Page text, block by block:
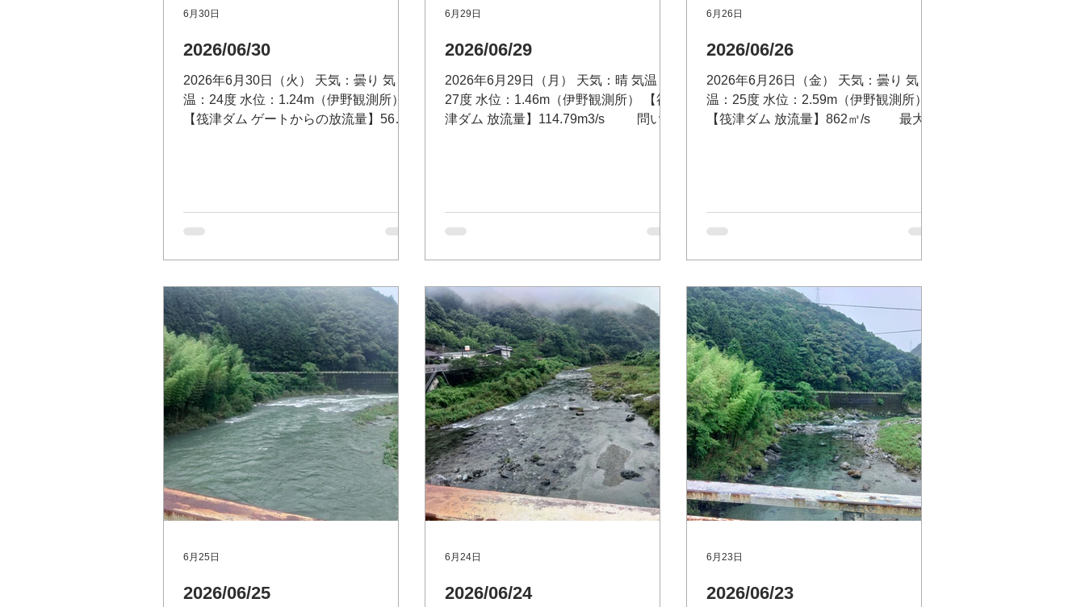
2026/06/30
2026年6月30日（火） 天気：曇り 気
温：24度 水位：1.24m（伊野観測所）
【筏津ダム ゲートからの放流量】56ト
い合わせ：大渡ダム管理所 電話 0889-
32-2120 川の防災情報はこちら
ら本流一部やれます。まだ高いです。
雨がなければ週末頃から本流良くなると
思います。 大野内橋（支流 上八川
川 いの町）Googleマップ 池川友釣り
専用区（支流 土居川 仁淀川町）
Googleマップ
6月30日
2026/06/29
2026年6月29日（月） 天気：晴 気温：
27度 水位：1.46m（伊野観測所） 【筏
津ダム 放流量】114.79m3/s 問い合
ダム管理所 電話 0889-32-2120 川の防
災情報はこちら http://www.river.go.jp 大
流 土居川 仁淀川町） Googleマッ
プ
6月29日
2026/06/26
2026年6月26日（金） 天気：曇り 気
温：25度 水位：2.59m（伊野観測所）
【筏津ダム 放流量】862㎥/s 最大放
量 毎秒 1000m3/s 問い合わせ：大渡ダ
ム管理所 電話 0889-32-2120 ※強い雨
災情報はこちら http://www.river.go.jp 大
野内橋（支流 上八川川 いの町）
Googleマップ 池川友釣り専用区（支
流 土居川 仁淀川町） Googleマッ
プ 長者川（支流 長者川 仁淀川町）
Googleマップ 中仁淀橋（本流 越知
町）Googleマップ
6月26日
2026/06/25
6月25日
2026/06/24
6月24日
2026/06/23
6月23日